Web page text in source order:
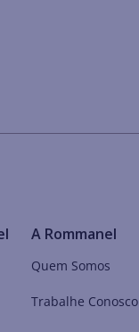
A Rommanel
Quem Somos
Trabalhe Conosco